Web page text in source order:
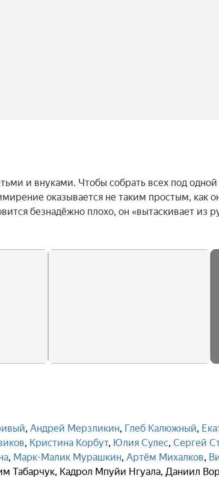
и внуками. Чтобы собрать всех под одной
оказывается не таким простым, как
безнадёжно плохо, он «вытаскивает из
, Андрей Мерзликин, Глеб Калюжный,
, Кристина Корбут, Юлия Сулес, Сергей
, Марк-Малик Мурашкин, Артём Михалков,
Табарчук, Кадрол Мпуйи Нгуала, Даниил